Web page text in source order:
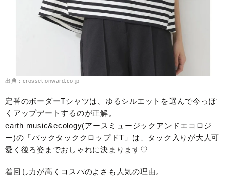
出典：crosset.onward.co.jp
定番のボーダーTシャツは、ゆるシルエットを選んで今っぽ
くアップデートするのが正解。
earth music&ecology(アースミュージックアンドエコロジ
ー)の「バックタッククロップドT」は、タック入りが大人可
愛く後ろ姿までおしゃれに決まります♡
着回し力が高くコスパのよさも人気の理由。